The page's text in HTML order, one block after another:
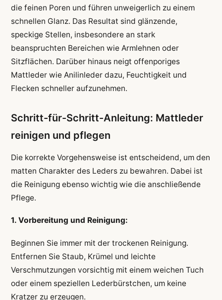
die feinen Poren und führen unweigerlich zu einem
schnellen Glanz. Das Resultat sind glänzende,
speckige Stellen, insbesondere an stark
beanspruchten Bereichen wie Armlehnen oder
Sitzflächen. Darüber hinaus neigt offenporiges
Mattleder wie Anilinleder dazu, Feuchtigkeit und
Flecken schneller aufzunehmen.
Schritt-für-Schritt-Anleitung: Mattleder
reinigen und pflegen
Die korrekte Vorgehensweise ist entscheidend, um den
matten Charakter des Leders zu bewahren. Dabei ist
die Reinigung ebenso wichtig wie die anschließende
Pflege.
1. Vorbereitung und Reinigung:
Beginnen Sie immer mit der trockenen Reinigung.
Entfernen Sie Staub, Krümel und leichte
Verschmutzungen vorsichtig mit einem weichen Tuch
oder einem speziellen Lederbürstchen, um keine
Kratzer zu erzeugen.